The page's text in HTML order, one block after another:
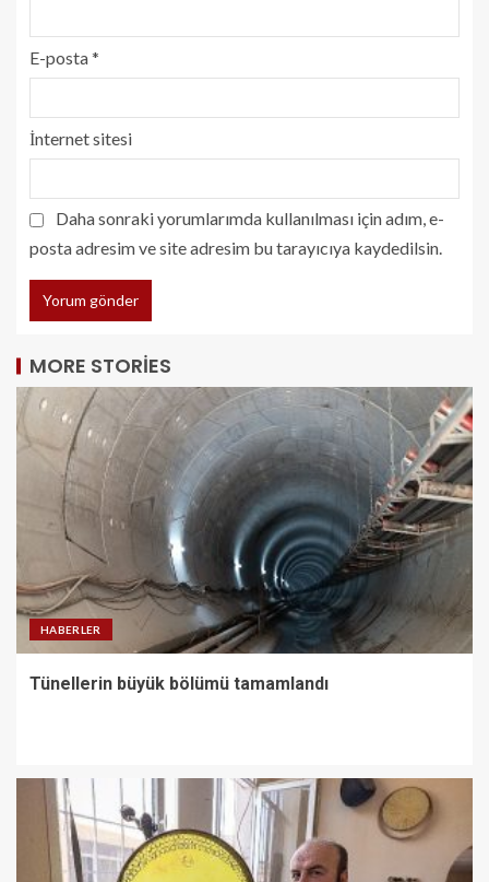
E-posta*
İnternet sitesi
Daha sonraki yorumlarımda kullanılması için adım, e-
posta adresim ve site adresim bu tarayıcıya kaydedilsin.
MORE STORIES
HABERLER
Tünellerin büyük bölümü tamamlandı